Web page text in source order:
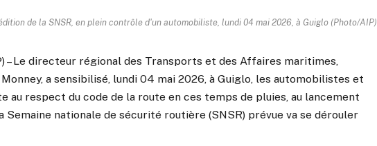
de la SNSR, en plein contrôle d'un automobiliste, lundi 04 mai 2026, à Guiglo (Photo/AIP).
– Le directeur régional des Transports et des Affaires maritimes,
a sensibilisé, lundi 04 mai 2026, à Guiglo, les automobilistes et
au respect du code de la route en ces temps de pluies, au lancement
Semaine nationale de sécurité routière (SNSR) prévue va se dérouler